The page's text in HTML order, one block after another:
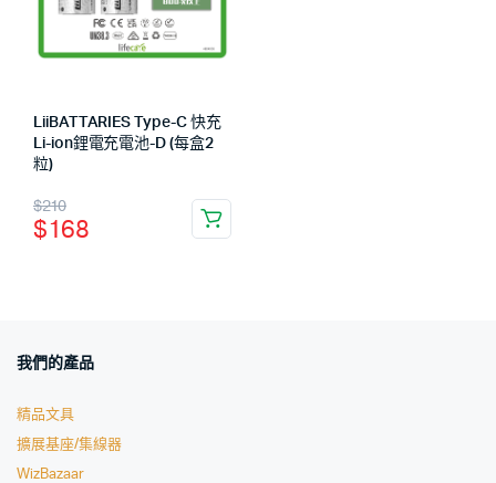
LiiBATTARIES Type-C 快充
Li-ion鋰電充電池-D (每盒2
粒)
$210
$168
我們的產品
精品文具
擴展基座/集線器
WizBazaar